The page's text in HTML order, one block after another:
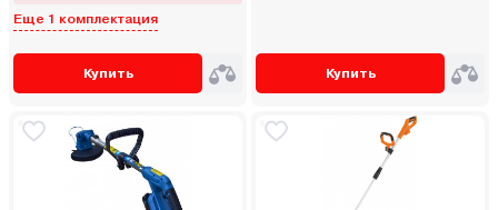
Еще 1 комплектация
Купить Купить